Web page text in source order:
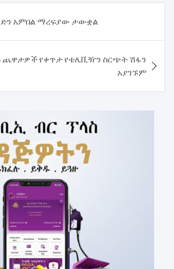
አምበል ማረፍያው ታውቋል
ጨዋታዎች የቀጥታ የቴሌቪዥን ስርጭት ሽፋን
አያገኙም